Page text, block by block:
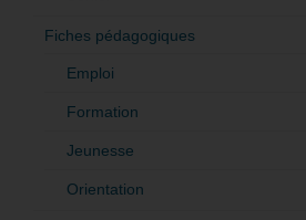
Fiches pédagogiques
Emploi
Formation
Jeunesse
Orientation